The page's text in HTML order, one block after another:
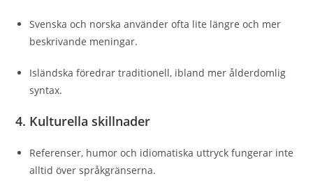
Svenska och norska använder ofta lite längre och mer
beskrivande meningar.
Isländska föredrar traditionell, ibland mer ålderdomlig
syntax.
4. Kulturella skillnader
Referenser, humor och idiomatiska uttryck fungerar inte
alltid över språkgränserna.